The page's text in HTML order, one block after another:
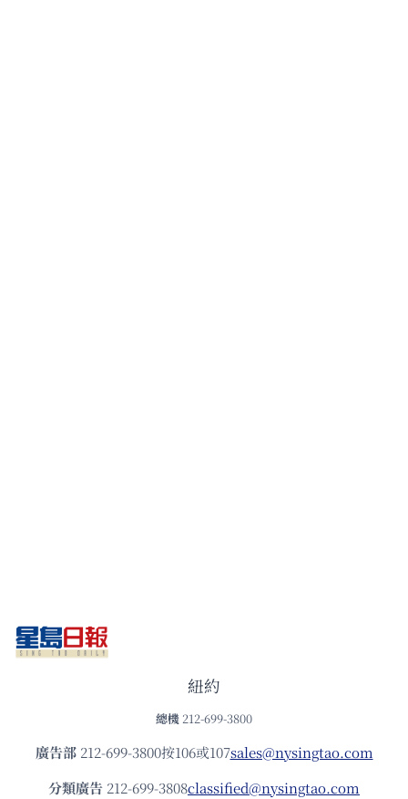
紐約
總機 212-699-3800
廣告部212-699-3800按106或107sales@nysingtao.com
分類廣告 212-699-3808classified@nysingtao.com